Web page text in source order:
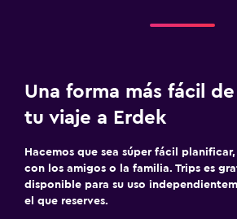
Una forma más fácil
tu viaje a Erdek
Hacemos que sea súper fácil
con los amigos o la familia. Trips es
disponible para su uso
el que reserves.